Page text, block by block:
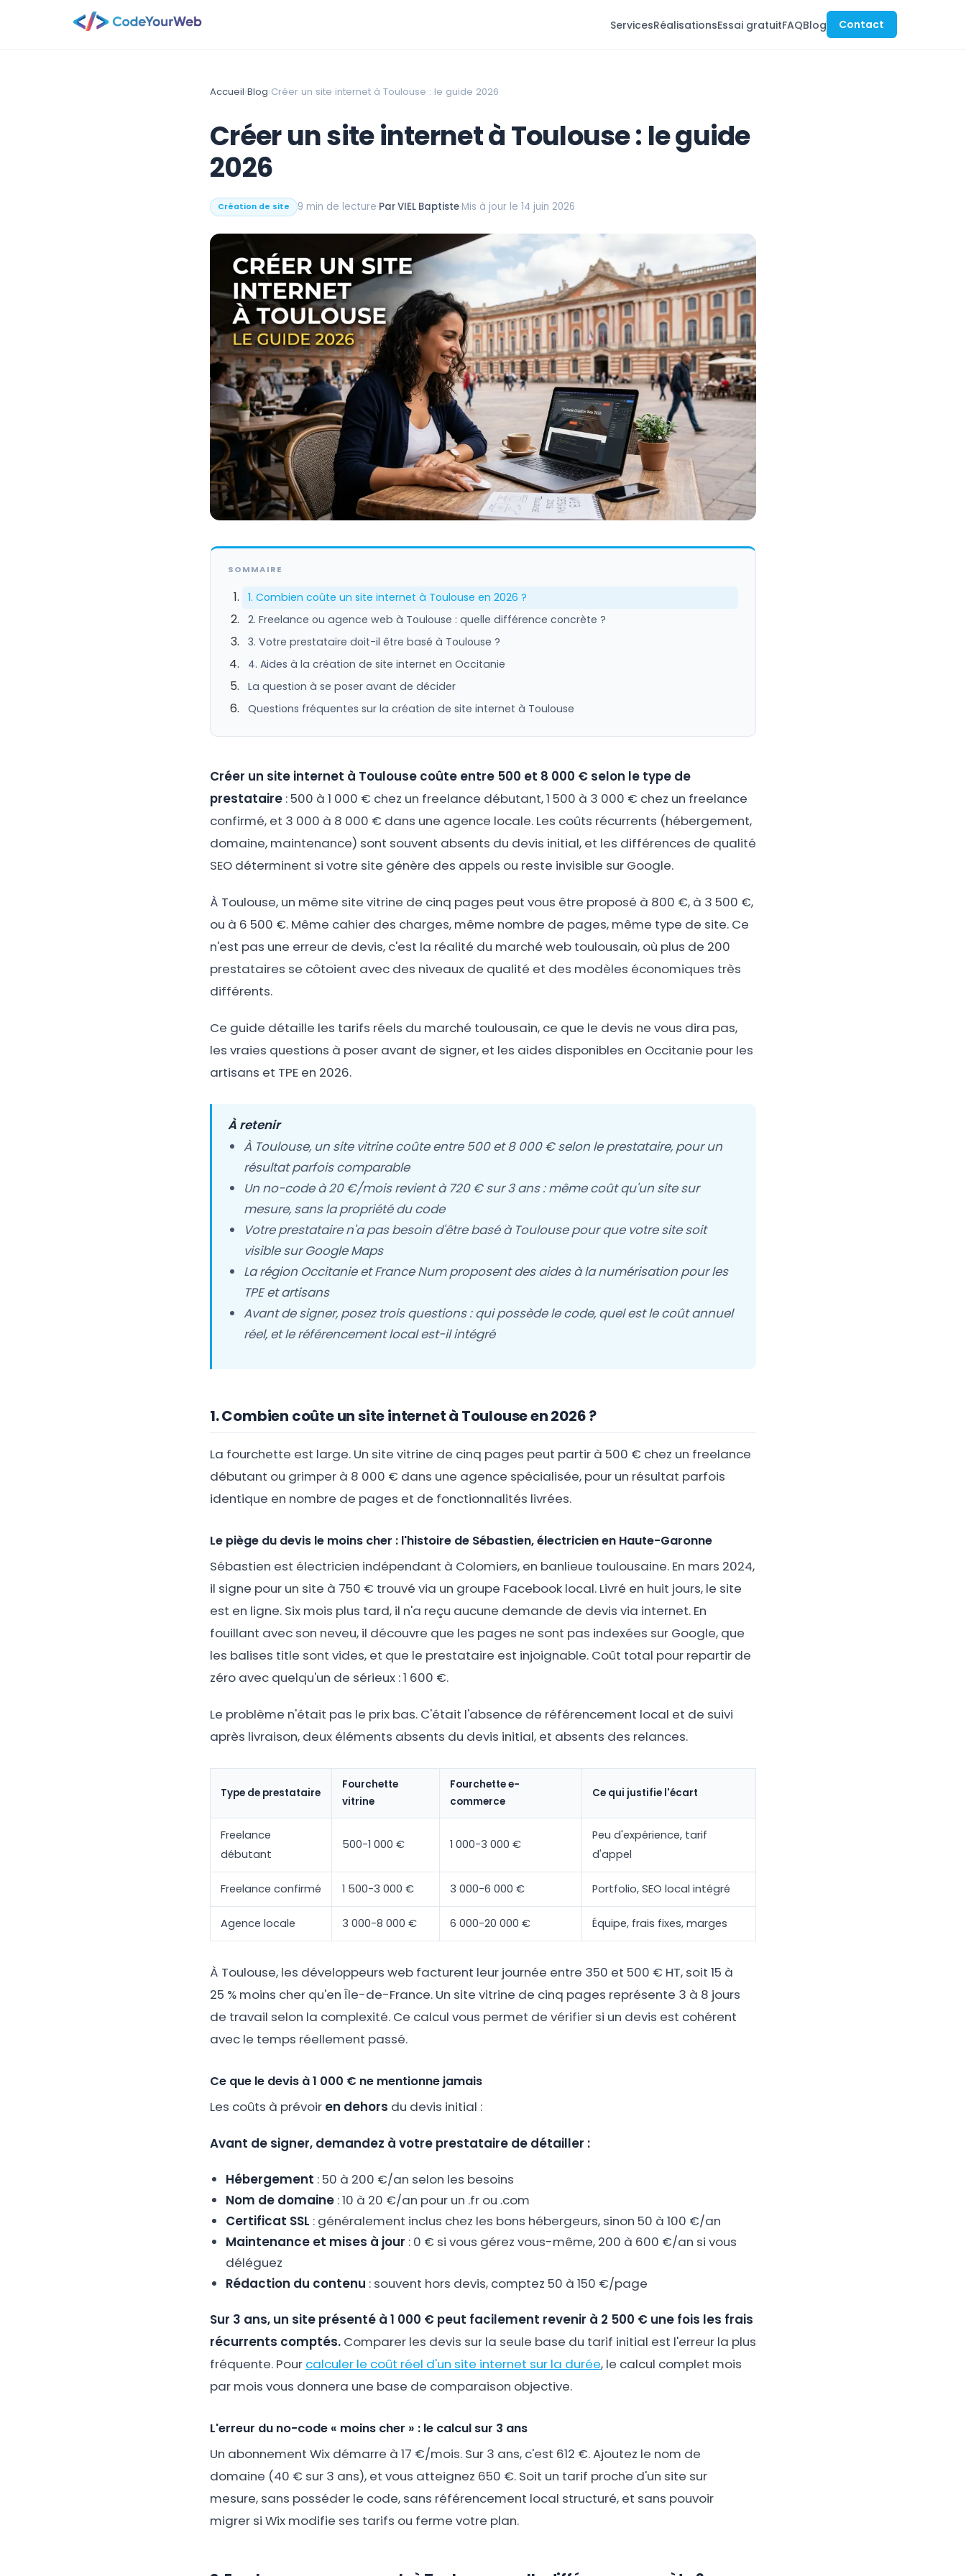
ServicesRéalisationsEssai gratuitFAQBlog Contact
Accueil›Blog›Créer un site internet à Toulouse : le guide 2026
Créer un site internet à Toulouse : le guide
2026
Création de site 9 min de lecture·Par VIEL Baptiste·Mis à jour le 14 juin 2026
SOMMAIRE
1. Combien coûte un site internet à Toulouse en 2026 ?
2. Freelance ou agence web à Toulouse : quelle différence concrète ?
3. Votre prestataire doit-il être basé à Toulouse ?
4. Aides à la création de site internet en Occitanie
La question à se poser avant de décider
Questions fréquentes sur la création de site internet à Toulouse
Créer un site internet à Toulouse coûte entre 500 et 8 000 € selon le type de
prestataire : 500 à 1 000 € chez un freelance débutant, 1 500 à 3 000 € chez un freelance
confirmé, et 3 000 à 8 000 € dans une agence locale. Les coûts récurrents (hébergement,
domaine, maintenance) sont souvent absents du devis initial, et les différences de qualité
SEO déterminent si votre site génère des appels ou reste invisible sur Google.
À Toulouse, un même site vitrine de cinq pages peut vous être proposé à 800 €, à 3 500 €,
ou à 6 500 €. Même cahier des charges, même nombre de pages, même type de site. Ce
n'est pas une erreur de devis, c'est la réalité du marché web toulousain, où plus de 200
prestataires se côtoient avec des niveaux de qualité et des modèles économiques très
différents.
Ce guide détaille les tarifs réels du marché toulousain, ce que le devis ne vous dira pas,
les vraies questions à poser avant de signer, et les aides disponibles en Occitanie pour les
artisans et TPE en 2026.
À retenir
À Toulouse, un site vitrine coûte entre 500 et 8 000 € selon le prestataire, pour un
résultat parfois comparable
Un no-code à 20 €/mois revient à 720 € sur 3 ans : même coût qu'un site sur
mesure, sans la propriété du code
Votre prestataire n'a pas besoin d'être basé à Toulouse pour que votre site soit
visible sur Google Maps
La région Occitanie et France Num proposent des aides à la numérisation pour les
TPE et artisans
Avant de signer, posez trois questions : qui possède le code, quel est le coût annuel
réel, et le référencement local est-il intégré
1. Combien coûte un site internet à Toulouse en 2026 ?
La fourchette est large. Un site vitrine de cinq pages peut partir à 500 € chez un freelance
débutant ou grimper à 8 000 € dans une agence spécialisée, pour un résultat parfois
identique en nombre de pages et de fonctionnalités livrées.
Le piège du devis le moins cher : l'histoire de Sébastien, électricien en Haute-Garonne
Sébastien est électricien indépendant à Colomiers, en banlieue toulousaine. En mars 2024,
il signe pour un site à 750 € trouvé via un groupe Facebook local. Livré en huit jours, le site
est en ligne. Six mois plus tard, il n'a reçu aucune demande de devis via internet. En
fouillant avec son neveu, il découvre que les pages ne sont pas indexées sur Google, que
les balises title sont vides, et que le prestataire est injoignable. Coût total pour repartir de
zéro avec quelqu'un de sérieux : 1 600 €.
Le problème n'était pas le prix bas. C'était l'absence de référencement local et de suivi
après livraison, deux éléments absents du devis initial, et absents des relances.
Type de prestataire
Fourchette
vitrine
Fourchette e-
commerce
Ce qui justifie l'écart
Freelance
débutant
500-1 000 € 1 000-3 000 €
Peu d'expérience, tarif
d'appel
Freelance confirmé 1 500-3 000 € 3 000-6 000 € Portfolio, SEO local intégré
Agence locale 3 000-8 000 € 6 000-20 000 € Équipe, frais fixes, marges
À Toulouse, les développeurs web facturent leur journée entre 350 et 500 € HT, soit 15 à
25 % moins cher qu'en Île-de-France. Un site vitrine de cinq pages représente 3 à 8 jours
de travail selon la complexité. Ce calcul vous permet de vérifier si un devis est cohérent
avec le temps réellement passé.
Ce que le devis à 1 000 € ne mentionne jamais
Les coûts à prévoir en dehors du devis initial :
Avant de signer, demandez à votre prestataire de détailler :
Hébergement : 50 à 200 €/an selon les besoins
Nom de domaine : 10 à 20 €/an pour un .fr ou .com
Certificat SSL : généralement inclus chez les bons hébergeurs, sinon 50 à 100 €/an
Maintenance et mises à jour : 0 € si vous gérez vous-même, 200 à 600 €/an si vous
déléguez
Rédaction du contenu : souvent hors devis, comptez 50 à 150 €/page
Sur 3 ans, un site présenté à 1 000 € peut facilement revenir à 2 500 € une fois les frais
récurrents comptés. Comparer les devis sur la seule base du tarif initial est l'erreur la plus
fréquente. Pour calculer le coût réel d'un site internet sur la durée, le calcul complet mois
par mois vous donnera une base de comparaison objective.
L'erreur du no-code « moins cher » : le calcul sur 3 ans
Un abonnement Wix démarre à 17 €/mois. Sur 3 ans, c'est 612 €. Ajoutez le nom de
domaine (40 € sur 3 ans), et vous atteignez 650 €. Soit un tarif proche d'un site sur
mesure, sans posséder le code, sans référencement local structuré, et sans pouvoir
migrer si Wix modifie ses tarifs ou ferme votre plan.